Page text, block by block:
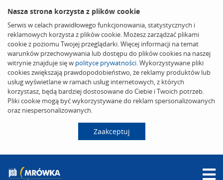
Nasza strona korzysta z plików cookie
Serwis w celach prawidłowego funkcjonowania, statystycznych i
reklamowych korzysta z plików cookie. Możesz zarządzać plikami
cookie z poziomu Twojej przeglądarki. Więcej informacji na temat
warunków przechowywania lub dostępu do plików cookies na naszej
witrynie znajduje się w polityce prywatności. Wykorzystywane pliki
cookies zwiększają prawdopodobieństwo, że reklamy produktów lub
usług wyświetlane w ramach usług internetowych, z których
korzystasz, będą bardziej dostosowane do Ciebie i Twoich potrzeb.
Pliki cookie mogą być wykorzystywane do reklam spersonalizowanych
oraz niespersonalizowanych.
Zaakceptuj